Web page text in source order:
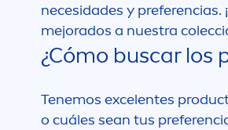
necesidades y
mejorados a nuestra
¿Cómo buscar los
Tenemos excelentes
o cuáles sean tus